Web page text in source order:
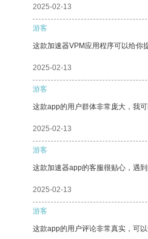
2025-02-13
游客
这款加速器VPM应用程序可以给你
2025-02-13
游客
这款app的用户群体非常庞大，我
2025-02-13
游客
这款加速器app的客服很贴心，遇
2025-02-13
游客
这款app的用户评论非常真实，可以